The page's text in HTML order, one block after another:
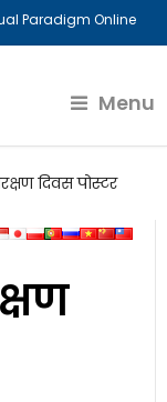
Paradigm Online
Menu
दिवस पोस्टर